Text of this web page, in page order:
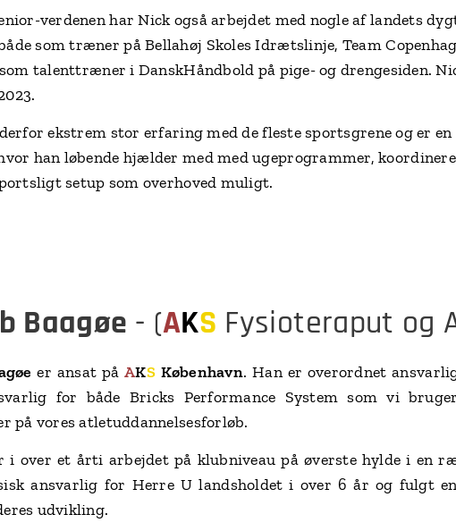
verdenen har Nick også arbejdet med nogle af landets
som træner på Bellahøj Skoles Idrætslinje, Team
talenttræner i DanskHåndbold på pige- og drengesiden.
ekstrem stor erfaring med de fleste sportsgrene og er en
han løbende hjælder med med ugeprogrammer,
setup som overhoved muligt.
Baagøe - (AKS Fysioteraput og
er ansat påAKSKøbenhavn. Han er overordnet
for både Bricks Performance System som vi
på vores atletuddannelsesforløb.
i over et årti arbejdet på klubniveau på øverste hylde i en
ansvarlig for Herre U landsholdet i over 6 år og fulgt
udvikling.